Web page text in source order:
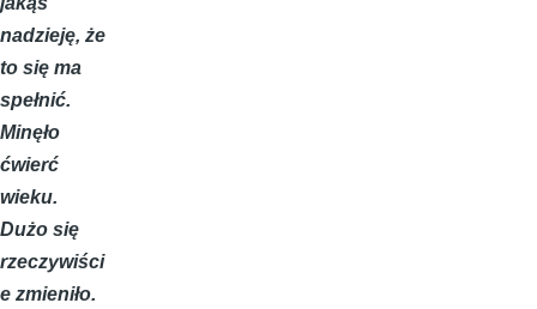
nadzieję, że
to się ma
spełnić.
Minęło
ćwierć
wieku.
Dużo się
rzeczywiści
e zmieniło.